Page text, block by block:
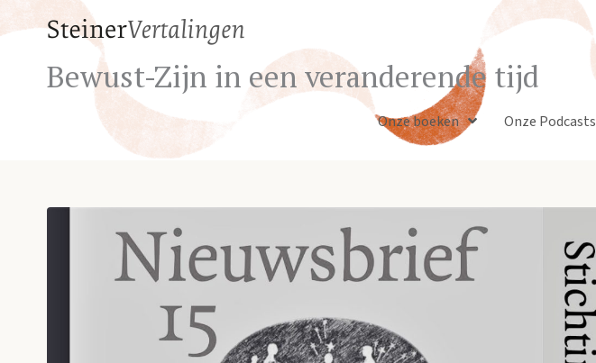
Bewust-Zijn in een veranderende tijd
Onze boeken Onze Podcasts